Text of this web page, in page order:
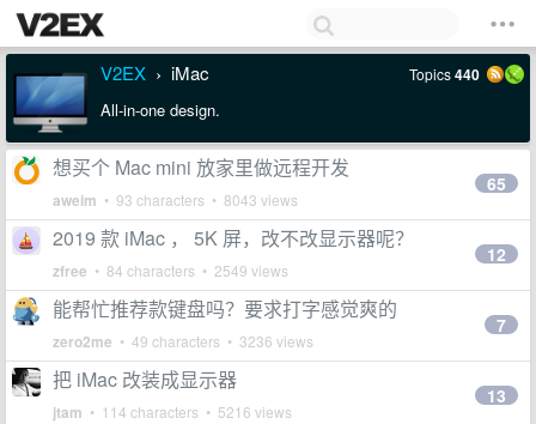
V2EX › iMac Topics440
All-in-one design.
想买个 Mac mini 放家里做远程开发
aweim • 93 characters • 8043 views
65
2019 款 iMac ， 5K 屏，改不改显示器呢？
zfree • 84 characters • 2549 views
12
能帮忙推荐款键盘吗？要求打字感觉爽的
zero2me • 49 characters • 3236 views
7
把 iMac 改装成显示器
jtam • 114 characters • 5216 views
13